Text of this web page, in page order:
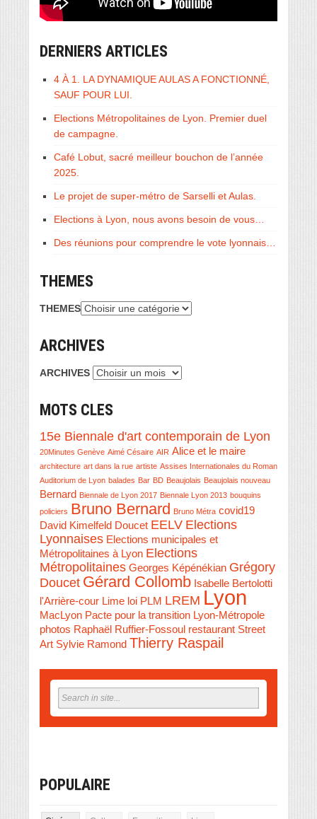
DERNIERS ARTICLES
4 À 1. LA DYNAMIQUE AULAS A FONCTIONNÉ,
SAUF POUR LUI.
Elections Métropolitaines de Lyon. Premier duel
de campagne.
Café Lobut, sacré meilleur bouchon de l’année
2025.
Le projet de super-métro de Sarselli et Aulas.
Elections à Lyon, nous avons besoin de vous…
Des réunions pour comprendre le vote lyonnais…
THEMES
THEMES
ARCHIVES
ARCHIVES
MOTS CLES
15e Biennale d'art contemporain de Lyon
20Minutes Genève Aimé Césaire AIR Alice et le maire
architecture art dans la rue artiste Assises Internationales du Roman
Auditorium de Lyon balades Bar BD Beaujolais Beaujolais nouveau
Bernard Biennale de Lyon 2017 Biennale Lyon 2013 bouquins
policiers Bruno Bernard Bruno Métra covid19
David Kimelfeld Doucet EELV Elections
Lyonnaises Elections municipales et
Métropolitaines à Lyon Elections
Métropolitaines Georges Képénékian Grégory
Doucet Gérard Collomb Isabelle Bertolotti
l'Arrière-cour Lime loi PLM LREM Lyon
MacLyon Pacte pour la transition Lyon-Métropole
photos Raphaël Ruffier-Fossoul restaurant Street
Art Sylvie Ramond Thierry Raspail
POPULAIRE